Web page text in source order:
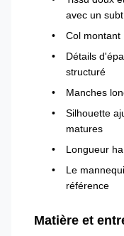
avec un
Col montant
Détails
structuré
Manches
Silhouette
matures
Longueur
Le
référence
Matière et